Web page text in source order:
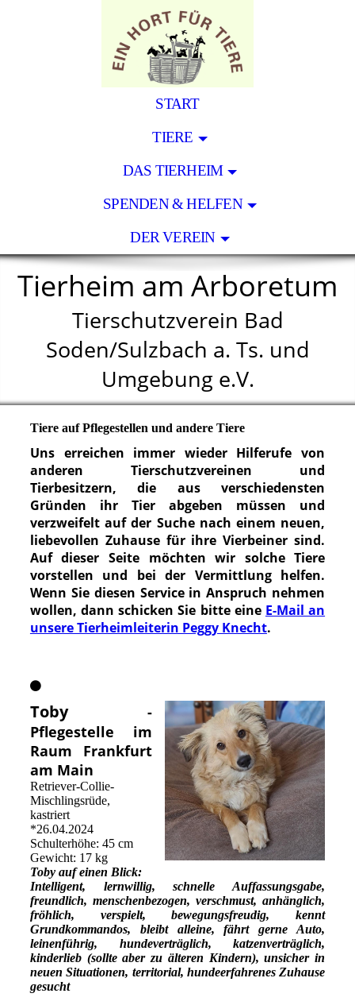
START
TIERE
DAS TIERHEIM
SPENDEN & HELFEN
DER VEREIN
Tierheim am Arboretum
Tierschutzverein Bad
Soden/Sulzbach a. Ts. und
Umgebung e.V.
Tiere auf Pflegestellen und andere Tiere
Uns erreichen immer wieder Hilferufe von
anderen Tierschutzvereinen und
Tierbesitzern, die aus verschiedensten
Gründen ihr Tier abgeben müssen und
verzweifelt auf der Suche nach einem neuen,
liebevollen Zuhause für ihre Vierbeiner sind.
Auf dieser Seite möchten wir solche Tiere
vorstellen und bei der Vermittlung helfen.
Wenn Sie diesen Service in Anspruch nehmen
wollen, dann schicken Sie bitte eine E-Mail an
unsere Tierheimleiterin Peggy Knecht.
Toby-
Pflegestelle im
Raum Frankfurt
am Main
Retriever-Collie-
Mischlingsrüde,
kastriert
*26.04.2024
Schulterhöhe: 45 cm
Gewicht: 17 kg
Toby auf einen Blick:
Intelligent, lernwillig, schnelle Auffassungsgabe,
freundlich, menschenbezogen, verschmust, anhänglich,
fröhlich, verspielt, bewegungsfreudig, kennt
Grundkommandos, bleibt alleine, fährt gerne Auto,
leinenführig, hundeverträglich, katzenverträglich,
kinderlieb (sollte aber zu älteren Kindern), unsicher in
neuen Situationen, territorial, hundeerfahrenes Zuhause
gesucht